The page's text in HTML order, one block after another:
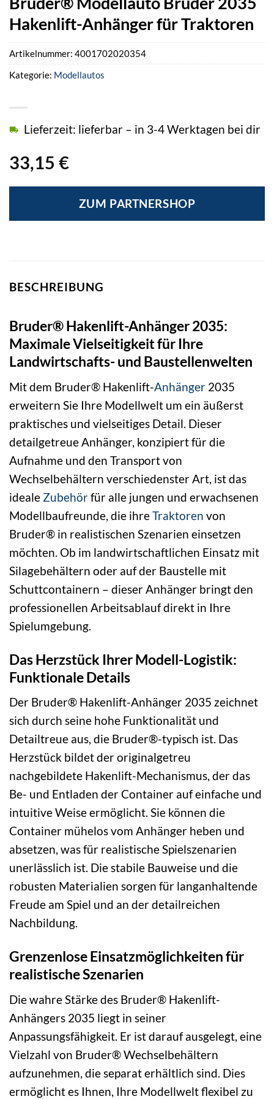
Hakenlift-Anhänger für Traktoren
33,15 €
Lieferzeit: lieferbar – in 3-4 Werktagen bei dir
ZUM PARTNERSHOP
Artikelnummer: 4001702020354
Kategorie: Modellautos
BESCHREIBUNG
Bruder® Hakenlift-Anhänger 2035:
Maximale Vielseitigkeit für Ihre
Landwirtschafts- und Baustellenwelten
Mit dem Bruder® Hakenlift-Anhänger 2035
erweitern Sie Ihre Modellwelt um ein äußerst
praktisches und vielseitiges Detail. Dieser
detailgetreue Anhänger, konzipiert für die
Aufnahme und den Transport von
Wechselbehältern verschiedenster Art, ist das
ideale Zubehörfür alle jungen und erwachsenen
Modellbaufreunde, die ihreTraktoren von
Bruder® in realistischen Szenarien einsetzen
möchten. Ob im landwirtschaftlichen Einsatz mit
Silagebehältern oder auf der Baustelle mit
Schuttcontainern – dieser Anhänger bringt den
professionellen Arbeitsablauf direkt in Ihre
Spielumgebung.
Das Herzstück Ihrer Modell-Logistik:
Funktionale Details
Der Bruder® Hakenlift-Anhänger 2035 zeichnet
sich durch seine hohe Funktionalität und
Detailtreue aus, die Bruder®-typisch ist. Das
Herzstück bildet der originalgetreu
nachgebildete Hakenlift-Mechanismus, der das
Be- und Entladen der Container auf einfache und
intuitive Weise ermöglicht. Sie können die
Container mühelos vom Anhänger heben und
absetzen, was für realistische Spielszenarien
unerlässlich ist. Die stabile Bauweise und die
robusten Materialien sorgen für langanhaltende
Freude am Spiel und an der detailreichen
Nachbildung.
Grenzenlose Einsatzmöglichkeiten für
realistische Szenarien
Die wahre Stärke des Bruder® Hakenlift-
Anhängers 2035 liegt in seiner
Anpassungsfähigkeit. Er ist darauf ausgelegt, eine
Vielzahl von Bruder® Wechselbehältern
aufzunehmen, die separat erhältlich sind. Dies
ermöglicht es Ihnen, Ihre Modellwelt flexibel zu